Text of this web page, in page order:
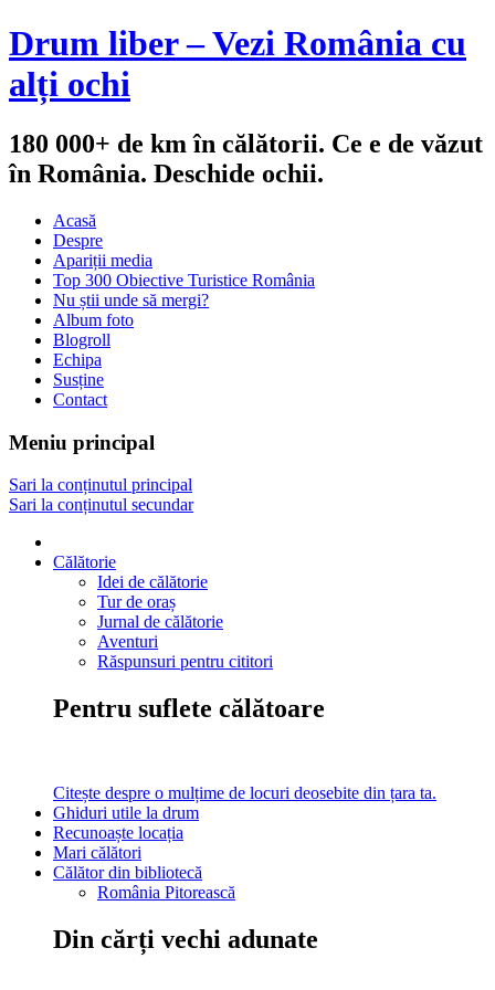
Drum liber – Vezi România cu
alți ochi
180 000+ de km în călătorii. Ce e de văzut
în România. Deschide ochii.
Acasă
Despre
Apariții media
Top 300 Obiective Turistice România
Nu știi unde să mergi?
Album foto
Blogroll
Echipa
Susține
Contact
Meniu principal
Sari la conținutul principal
Sari la conținutul secundar
Călătorie
Idei de călătorie
Tur de oraș
Jurnal de călătorie
Aventuri
Răspunsuri pentru cititori
Pentru suflete călătoare
Citește despre o mulțime de locuri deosebite din țara ta.
Ghiduri utile la drum
Recunoaște locația
Mari călători
Călător din bibliotecă
România Pitorească
Din cărți vechi adunate